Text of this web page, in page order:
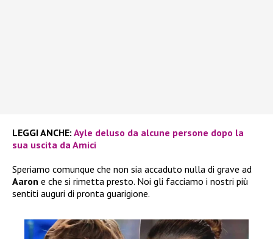
LEGGI ANCHE: Ayle deluso da alcune persone dopo la
sua uscita da Amici
Speriamo comunque che non sia accaduto nulla di grave ad
Aaron e che si rimetta presto. Noi gli facciamo i nostri più
sentiti auguri di pronta guarigione.